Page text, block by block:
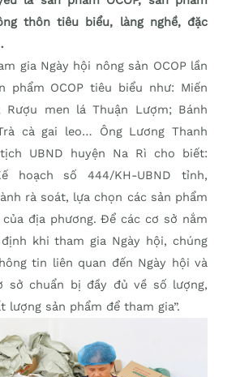
thôn tiêu biểu, làng nghề, đặc
gia Ngày hội nông sản OCOP lần
phẩm OCOP tiêu biểu như: Miến
Rượu men lá Thuận Lượm; Bánh
cà gai leo… Ông Lương Thanh
UBND huyện Na Rì cho biết:
hoạch số 444/KH-UBND tỉnh,
rà soát, lựa chọn các sản phẩm
của địa phương. Để các cơ sở nắm
khi tham gia Ngày hội, chúng
tin liên quan đến Ngày hội và
sở chuẩn bị đầy đủ về số lượng,
lượng sản phẩm để tham gia”.